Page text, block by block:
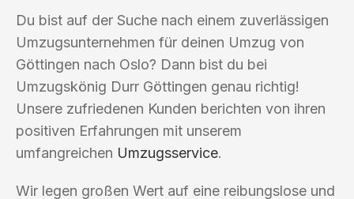
Du bist auf der Suche nach einem zuverlässigen
Umzugsunternehmen für deinen Umzug von
Göttingen nach Oslo? Dann bist du bei
Umzugskönig Durr Göttingen genau richtig!
Unsere zufriedenen Kunden berichten von ihren
positiven Erfahrungen mit unserem
umfangreichen Umzugsservice.
Wir legen großen Wert auf eine reibungslose und